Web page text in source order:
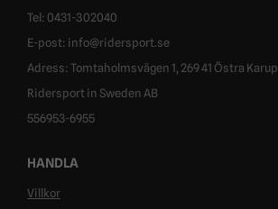
Tel: 0431-302040
E-post: info@ridersport.se
Adress: Tomtaholmsvägen 1, 269 41 Östra Karup
Ridersport in Sweden AB
556953-6955
HANDLA
Villkor